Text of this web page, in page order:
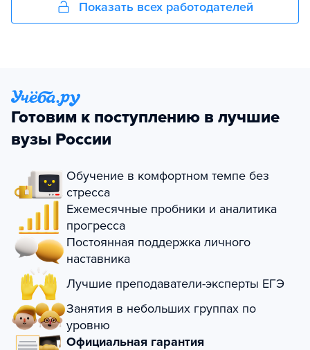
Показать всех работодателей
Готовим к поступлению в лучшие
вузы России
Обучение в комфортном темпе без
стресса
Ежемесячные пробники и аналитика
прогресса
Постоянная поддержка личного
наставника
Лучшие преподаватели-эксперты ЕГЭ
Занятия в небольших группах по
уровню
Официальная гарантия